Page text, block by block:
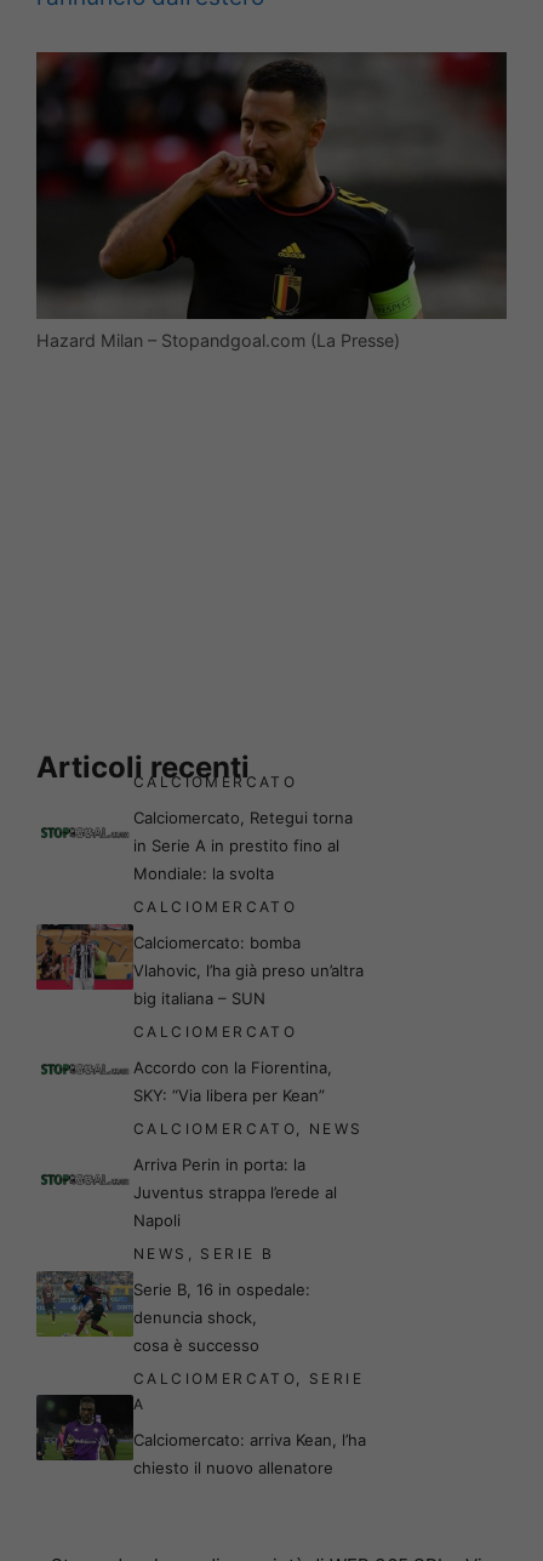
Hazard Milan – Stopandgoal.com (La Presse)
Articoli recenti
CALCIOMERCATO
Calciomercato, Retegui torna
in Serie A in prestito fino al
Mondiale: la svolta
CALCIOMERCATO
Calciomercato: bomba
Vlahovic, l’ha già preso un’altra
big italiana – SUN
CALCIOMERCATO
Accordo con la Fiorentina,
SKY: “Via libera per Kean”
CALCIOMERCATO, NEWS
Arriva Perin in porta: la
Juventus strappa l’erede al
Napoli
NEWS , SERIE B
Serie B, 16 in ospedale:
denuncia shock,
cosa è successo
CALCIOMERCATO, SERIE
A
Calciomercato: arriva Kean, l’ha
chiesto il nuovo allenatore